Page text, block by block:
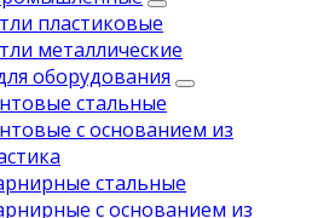
пластиковые
металлические
оборудования
стальные
с основанием из
стальные
с основанием из